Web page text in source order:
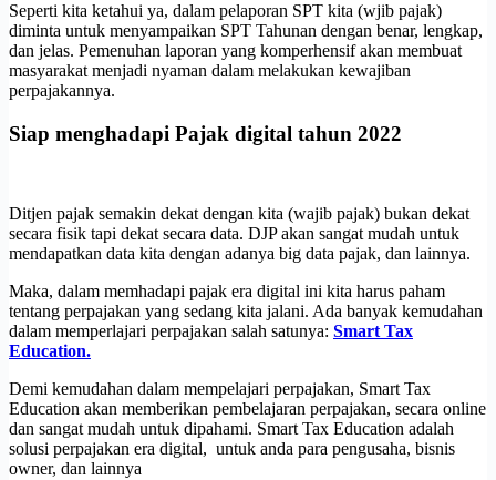
Seperti kita ketahui ya, dalam pelaporan SPT kita (wjib pajak)
diminta untuk menyampaikan SPT Tahunan dengan benar, lengkap,
dan jelas. Pemenuhan laporan yang komperhensif akan membuat
masyarakat menjadi nyaman dalam melakukan kewajiban
perpajakannya.
Siap menghadapi Pajak digital tahun 2022
Ditjen pajak semakin dekat dengan kita (wajib pajak) bukan dekat
secara fisik tapi dekat secara data. DJP akan sangat mudah untuk
mendapatkan data kita dengan adanya big data pajak, dan lainnya.
Maka, dalam memhadapi pajak era digital ini kita harus paham
tentang perpajakan yang sedang kita jalani. Ada banyak kemudahan
dalam memperlajari perpajakan salah satunya: Smart Tax
Education.
Demi kemudahan dalam mempelajari perpajakan, Smart Tax
Education akan memberikan pembelajaran perpajakan, secara online
dan sangat mudah untuk dipahami. Smart Tax Education adalah
solusi perpajakan era digital, untuk anda para pengusaha, bisnis
owner, dan lainnya